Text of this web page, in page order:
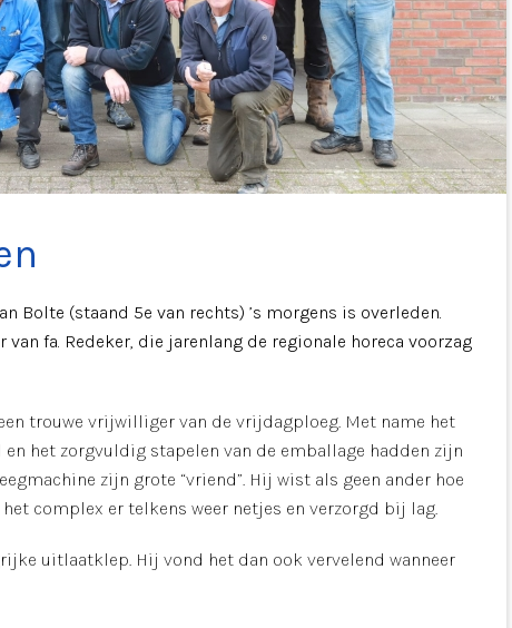
Bolte (staand 5e van rechts) ’s morgens is overleden.
fa. Redeker, die jarenlang de regionale horeca voorzag
trouwe vrijwilliger van de vrijdagploeg. Met name het
het zorgvuldig stapelen van de emballage hadden zijn
zijn grote “vriend”. Hij wist als geen ander hoe
complex er telkens weer netjes en verzorgd bij lag.
uitlaatklep. Hij vond het dan ook vervelend wanneer